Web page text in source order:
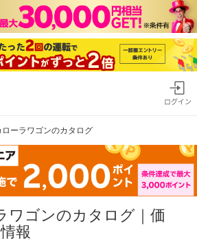
ログイン
ローラワゴンのカタログ
ワゴンのカタログ｜価
報